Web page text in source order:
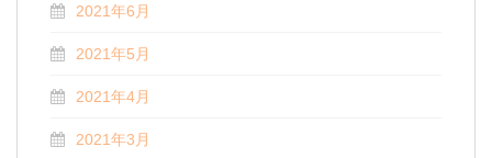
2021年6月
2021年5月
2021年4月
2021年3月